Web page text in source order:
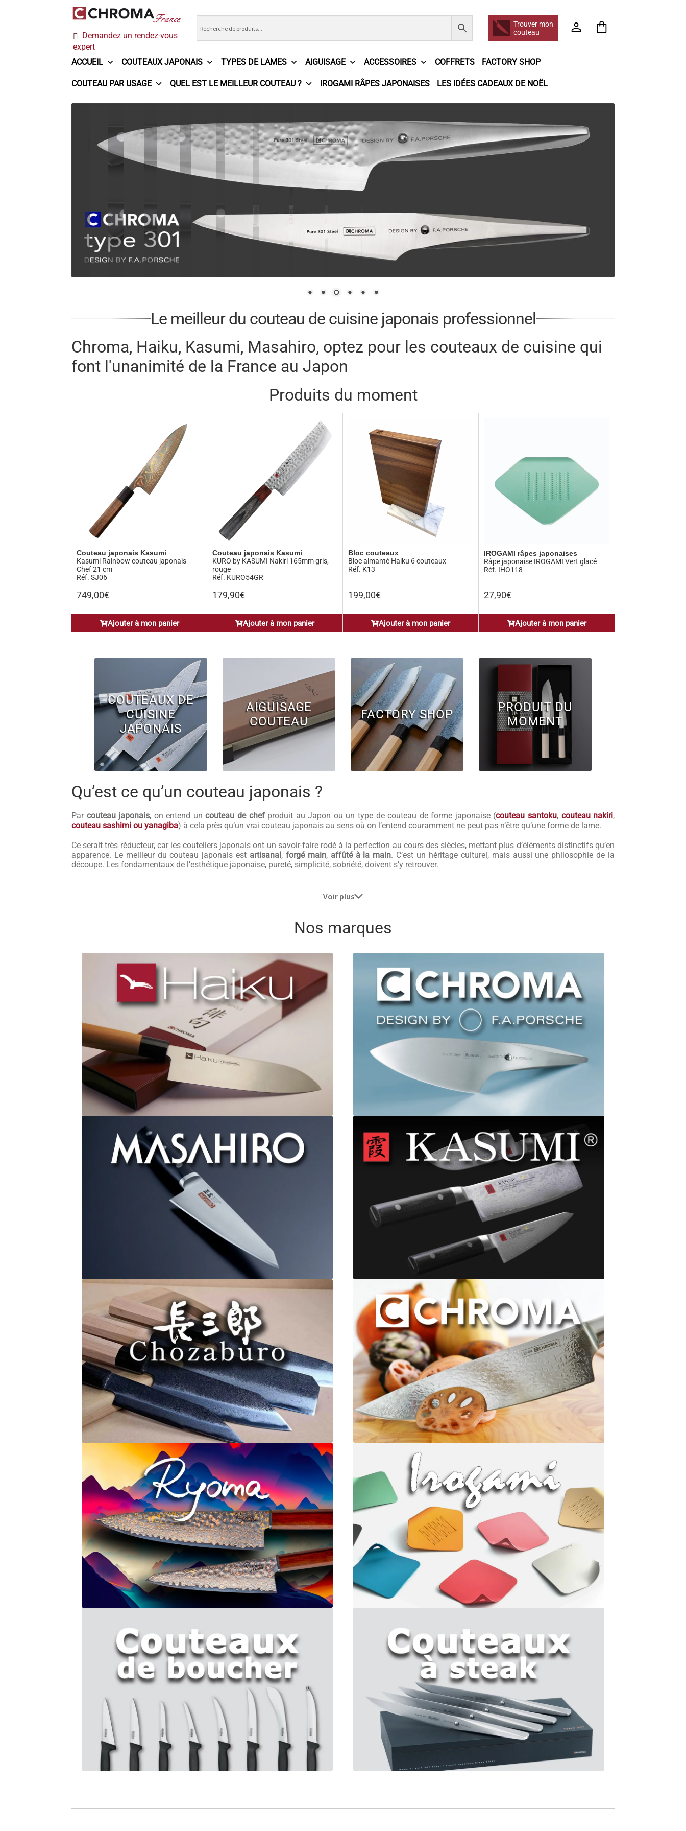
Aller
à
la
navigation
Aller
au
contenu
Demandez un rendez-vous
expert
Trouver mon
couteau
ACCUEIL COUTEAUX JAPONAIS TYPES DE LAMES AIGUISAGE ACCESSOIRES COFFRETS FACTORY SHOP
COUTEAU PAR USAGE QUEL EST LE MEILLEUR COUTEAU ? IROGAMI RÂPES JAPONAISES LES IDÉES CADEAUX DE NOËL
AccueilChroma France Commande Conditions Générales de Vente Contact Demande de devis Expédition le jour même Frais de port Hall of Fame
Mentions légales Mon Compte Partenaires Plan du site Politique de confidentialité Politique en matière de remboursements et de retours
Questions / Réponses Questions-Réponses? Revendeurs Revue de presse Téléchargements Thank you for booking Tous les articles
Trouver mon magasin
Le meilleur du couteau de cuisine japonais professionnel
Chroma, Haiku, Kasumi, Masahiro, optez pour les couteaux de cuisine qui
font l'unanimité de la France au Japon
Produits du moment
Couteau japonais Kasumi
Kasumi Rainbow couteau japonais
Chef 21 cm
Réf. SJ06
749,00€
Ajouter à mon panier
Couteau japonais Kasumi
KURO by KASUMI Nakiri 165mm gris,
rouge
Réf. KURO54GR
179,90€
Ajouter à mon panier
Bloc couteaux
Bloc aimanté Haiku 6 couteaux
Réf. K13
199,00€
Ajouter à mon panier
IROGAMI râpes japonaises
Râpe japonaise IROGAMI Vert glacé
Réf. IHO118
27,90€
Ajouter à mon panier
COUTEAUX DE
CUISINE
JAPONAIS
AIGUISAGE
COUTEAU
FACTORY SHOP
PRODUIT DU
MOMENT
Qu’est ce qu’un couteau japonais ?
Par couteau japonais, on entend uncouteau de chefproduit au Japon ou un type de couteau de forme japonaise (couteau santoku, couteau nakiri,
couteau sashimi ou yanagiba) à cela près qu’un vrai couteau japonais au sens où on l’entend couramment ne peut pas n’être qu’une forme de lame.
Ce serait très réducteur, car les couteliers japonais ont un savoir-faire rodé à la perfection au cours des siècles, mettant plus d’éléments distinctifs qu’en
apparence. Le meilleur du couteau japonais est artisanal, forgé main, affûté à la main. C’est un héritage culturel, mais aussi une philosophie de la
découpe. Les fondamentaux de l’esthétique japonaise, pureté, simplicité, sobriété, doivent s’y retrouver.
Voir plus
Nos marques